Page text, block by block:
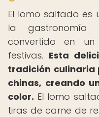
El lomo saltado es
la
convertido en
festivas. Esta
tradición culinaria
chinas, creando
color. El lomo
tiras de carne de